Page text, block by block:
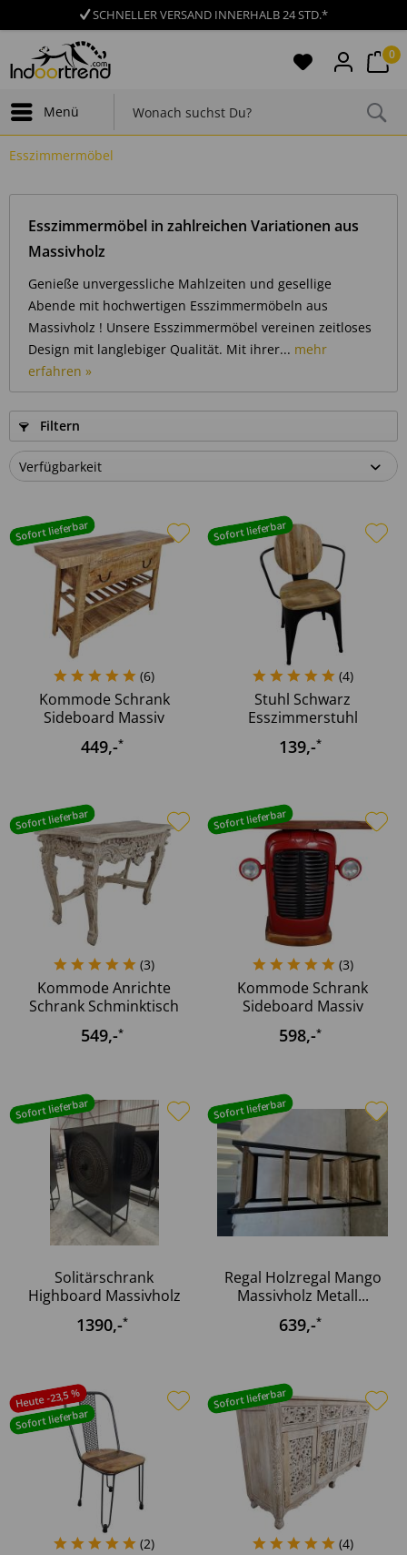
SCHNELLER VERSAND INNERHALB 24 STD.*
Menü
0
Esszimmermöbel
Esszimmermöbel in zahlreichen Variationen aus
Massivholz
Genieße unvergessliche Mahlzeiten und gesellige
Abende mit hochwertigen Esszimmermöbeln aus
Massivholz ! Unsere Esszimmermöbel vereinen zeitloses
Design mit langlebiger Qualität. Mit ihrer... mehr
erfahren »
Filtern
Sofort lieferbar
(6)
Kommode Schrank
Sideboard Massiv
Mango Holz...
449,-*
Sofort lieferbar
(4)
Stuhl Schwarz
Esszimmerstuhl
Industrie Design...
139,-*
Sofort lieferbar
(3)
Kommode Anrichte
Schrank Schminktisch
weiß...
549,-*
Sofort lieferbar
(3)
Kommode Schrank
Sideboard Massiv
Mango Holz...
598,-*
Sofort lieferbar
Solitärschrank
Highboard Massivholz
1390,-*
Sofort lieferbar
Regal Holzregal Mango
Massivholz Metall...
639,-*
Heute -23,5 %
Sofort lieferbar
(2)
Sofort lieferbar
(4)